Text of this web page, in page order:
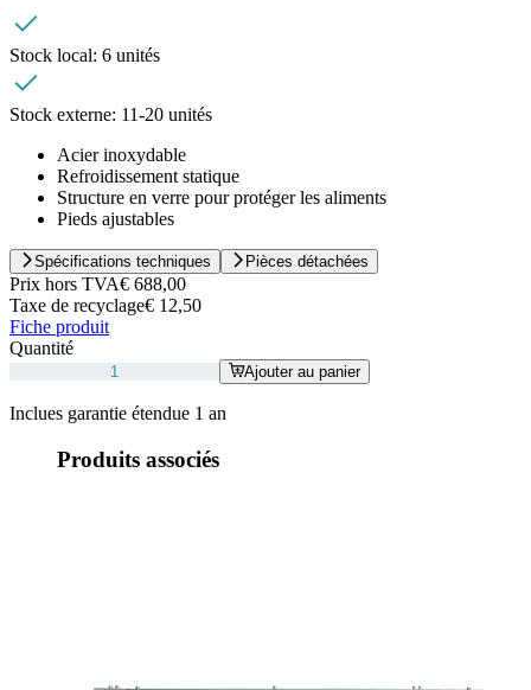
Stock local: 6 unités
Stock externe: 11-20 unités
Acier inoxydable
Refroidissement statique
Structure en verre pour protéger les aliments
Pieds ajustables
Spécifications techniques Pièces détachées
Prix hors TVA€ 688,00
Taxe de recyclage€ 12,50
Fiche produit
Quantité
Ajouter au panier
Inclues garantie étendue 1 an
Produits associés